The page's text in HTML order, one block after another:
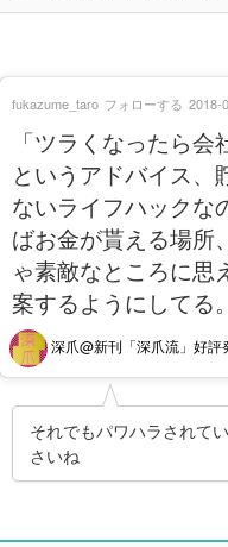
「ツラくなったら会
というアドバイス、
ないライフハックな
ばお金が貰える場所
ゃ素敵なところに思
案するようにしてる。
深爪@新刊「深爪流」好評
fukazume_taro フォローする 2018-
それでもパワハラされて
さいね